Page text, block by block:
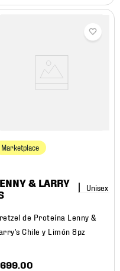
Marketplace
& LARRY
de Proteína Lenny &
Chile y Limón 8pz
699 .00